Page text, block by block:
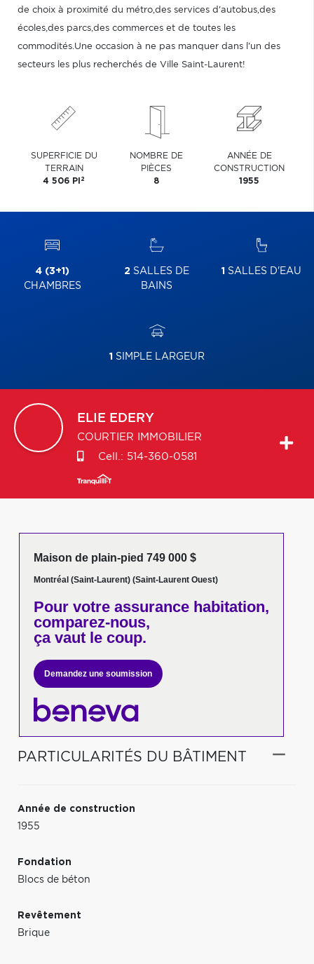
de choix à proximité du métro,des services d'autobus,des
écoles,des parcs,des commerces et de toutes les
commodités.Une occasion à ne pas manquer dans l'un des
secteurs les plus recherchés de Ville Saint-Laurent!
SUPERFICIE DU
TERRAIN
4 506 PI 2
NOMBRE DE
PIÈCES
8
ANNÉE DE
CONSTRUCTION
1955
4 (3+1)
CHAMBRES
2 SALLES DE
BAINS
1 SALLES D'EAU
1 SIMPLE LARGEUR
ELIE EDERY
COURTIER IMMOBILIER
Cell.: 514-360-0581
Maison de plain-pied 749 000 $
Montréal (Saint-Laurent) (Saint-Laurent Ouest)
Pour votreassurance habitation,
comparez-nous,
ça vaut le coup.
Demandez une soumission
PARTICULARITÉS DU BÂTIMENT
Année de construction
1955
Fondation
Blocs de béton
Revêtement
Brique